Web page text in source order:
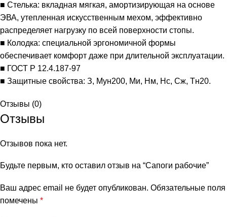
■ Стелька: вкладная мягкая, амортизирующая на основе
ЭВА, утепленная искусственным мехом, эффективно
распределяет нагрузку по всей поверхности стопы.
■ Колодка: специальной эргономичной формы
обеспечивает комфорт даже при длительной эксплуатации.
■ ГОСТ Р 12.4.187-97
■ Защитные свойства: З, Мун200, Ми, Нм, Нс, Сж, Тн20.
Отзывы (0)
Отзывы
Отзывов пока нет.
Будьте первым, кто оставил отзыв на “Сапоги рабочие”
Ваш адрес email не будет опубликован. Обязательные поля
помечены *